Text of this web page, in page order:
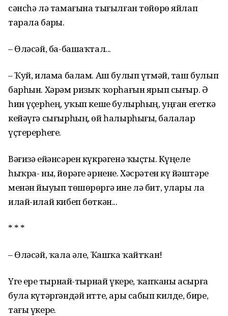
сәнсһә лә тамағына тығылған төйөрө яйлап
тарала барҙы.
– Өләсәй, ба-башаҡтал...
– Ҡуй, илама балам. Аш булып үтмәй, таш булып
барһын. Хәрәм ризыҡ ҡорһағын ярып сығыр. Ә
һин үҫерһең, уҡып кеше булырһың, уңған егеткә
кейәүгә сығырһың, өй һалырһығыҙ, балалар
үҫтерерһегеҙ.
Вәғизә ейәнсәрен күкрәгенә ҡыҫты. Күңеле
һыҡра- ны, йөрәге әрнене. Хәсрәтен күҙ йәштәре
менән йыуып төшөрөргә ине лә бит, улары ла
илай-илай кибеп бөткән...
* * *
– Өләсәй, ҡала әле, Ҡашҡа ҡайтҡан!
Үгеҙ ерҙе тырнай-тырнай үкерҙе, ҡапҡаны асырға
була күтәргәндәй итте, ары сабып килде, бире,
тағы үкерҙе.